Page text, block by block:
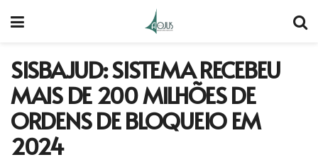
SISBAJUD: SISTEMA RECEBEU
MAIS DE 200 MILHÕES DE
ORDENS DE BLOQUEIO EM
2024